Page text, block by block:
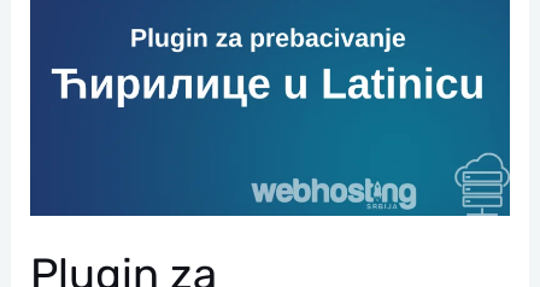
Plugin za
Latinicu